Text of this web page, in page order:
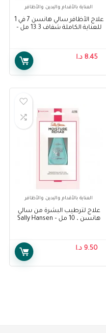
العناية بالأقدام واليدين والأظافر
علاج الأظافر سالي هانسن 7 في 1
للعناية الكاملة شفاف 13.3 مل –
8.45 د.ا
العناية بالأقدام واليدين والأظافر
علاج لترطيب البشرة من سالي
هانسن ، 10 مل – Sally Hansen
9.50 د.ا